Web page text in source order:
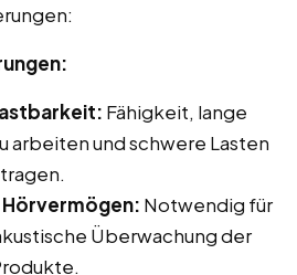
Fähigkeit, lange
arbeiten und schwere Lasten
Hörvermögen: Notwendig für
Überwachung der